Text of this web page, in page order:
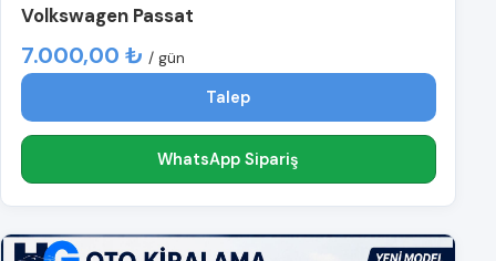
Volkswagen Passat
7.000,00 ₺ / gün
Talep
WhatsApp Sipariş